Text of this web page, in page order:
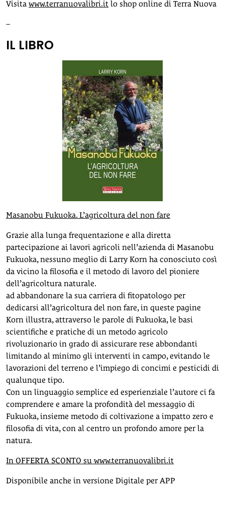
Visita www.terranuovalibri.it lo shop online di Terra Nuova
–
IL LIBRO
Masanobu Fukuoka. L’agricoltura del non fare
Grazie alla lunga frequentazione e alla diretta
partecipazione ai lavori agricoli nell’azienda di Masanobu
Fukuoka, nessuno meglio di Larry Korn ha conosciuto così
da vicino la filosofia e il metodo di lavoro del pioniere
dell’agricoltura naturale.
ad abbandonare la sua carriera di fitopatologo per
dedicarsi all’agricoltura del non fare, in queste pagine
Korn illustra, attraverso le parole di Fukuoka, le basi
scientifiche e pratiche di un metodo agricolo
rivoluzionario in grado di assicurare rese abbondanti
limitando al minimo gli interventi in campo, evitando le
lavorazioni del terreno e l’impiego di concimi e pesticidi di
qualunque tipo.
Con un linguaggio semplice ed esperienziale l’autore ci fa
comprendere e amare la profondità del messaggio di
Fukuoka, insieme metodo di coltivazione a impatto zero e
filosofia di vita, con al centro un profondo amore per la
natura.
In OFFERTA SCONTO su www.terranuovalibri.it
Disponibile anche in versione Digitale per APP